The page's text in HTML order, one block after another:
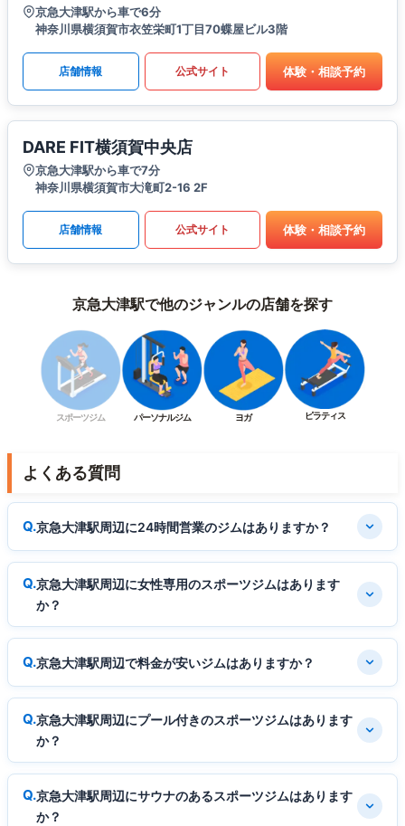
京急大津駅から車で6分
神奈川県横須賀市衣笠栄町1丁目70蝶屋ビル3階
店舗情報 公式サイト 体験・相談予約
DARE FIT横須賀中央店
京急大津駅から車で7分
神奈川県横須賀市大滝町2-16 2F
店舗情報 公式サイト 体験・相談予約
京急大津駅で他のジャンルの店舗を探す
スポーツジム パーソナルジム ヨガ ピラティス
よくある質問
京急大津駅周辺に24時間営業のジムはありますか？
京急大津駅周辺に女性専用のスポーツジムはあります
か？
京急大津駅周辺で料金が安いジムはありますか？
京急大津駅周辺にプール付きのスポーツジムはあります
か？
京急大津駅周辺にサウナのあるスポーツジムはあります
か？